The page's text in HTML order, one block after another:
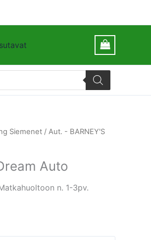
Siemenet / Aut. - BARNEY'S
Auto
n. 1-3pv.